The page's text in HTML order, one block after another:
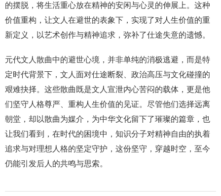
的摆脱，将生活重心放在精神的安闲与心灵的伸展上。这种
价值重构，让文人在避世的表象下，实现了对人生价值的重
新定义，以艺术创作与精神追求，弥补了仕途失意的遗憾。
元代文人散曲中的避世心境，并非单纯的消极逃避，而是特
定时代背景下，文人面对仕途断裂、政治高压与文化碰撞的
艰难抉择。这些散曲既是文人宣泄内心苦闷的载体，更是他
们坚守人格尊严、重构人生价值的见证。尽管他们选择远离
朝堂，却以散曲为媒介，为中华文化留下了璀璨的篇章，也
让我们看到，在时代的困境中，知识分子对精神自由的执着
追求与对理想人格的坚定守护，这份坚守，穿越时空，至今
仍能引发后人的共鸣与思索。